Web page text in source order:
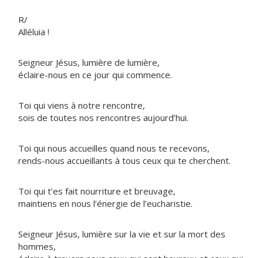
R/
Alléluia !
Seigneur Jésus, lumière de lumière,
éclaire-nous en ce jour qui commence.
Toi qui viens à notre rencontre,
sois de toutes nos rencontres aujourd’hui.
Toi qui nous accueilles quand nous te recevons,
rends-nous accueillants à tous ceux qui te cherchent.
Toi qui t’es fait nourriture et breuvage,
maintiens en nous l’énergie de l’eucharistie.
Seigneur Jésus, lumière sur la vie et sur la mort des
hommes,